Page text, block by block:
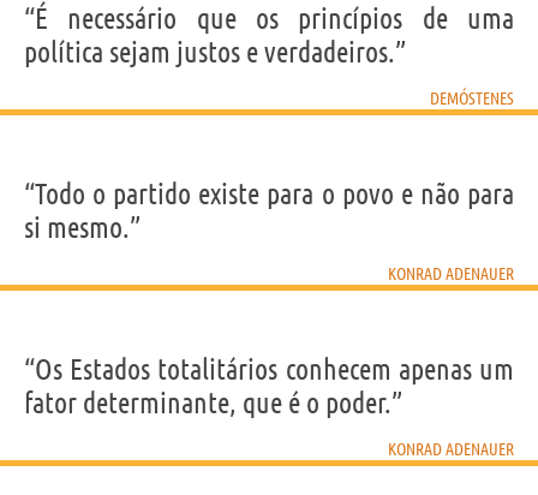
“É necessário que os princípios de uma
política sejam justos e verdadeiros.”
DEMÓSTENES
“Todo o partido existe para o povo e não para
si mesmo.”
KONRAD ADENAUER
“Os Estados totalitários conhecem apenas um
fator determinante, que é o poder.”
KONRAD ADENAUER